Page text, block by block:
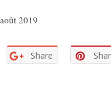
2019
Share